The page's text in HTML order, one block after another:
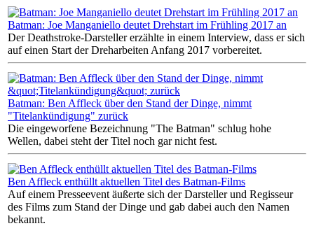
Batman: Joe Manganiello deutet Drehstart im Frühling 2017 an
Der Deathstroke-Darsteller erzählte in einem Interview, dass er sich
auf einen Start der Dreharbeiten Anfang 2017 vorbereitet.
Batman: Ben Affleck über den Stand der Dinge, nimmt
"Titelankündigung" zurück
Die eingeworfene Bezeichnung "The Batman" schlug hohe
Wellen, dabei steht der Titel noch gar nicht fest.
Ben Affleck enthüllt aktuellen Titel des Batman-Films
Auf einem Presseevent äußerte sich der Darsteller und Regisseur
des Films zum Stand der Dinge und gab dabei auch den Namen
bekannt.